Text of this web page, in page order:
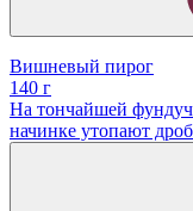
Вишневый пирог
140 г
На тончайшей
начинке утопают